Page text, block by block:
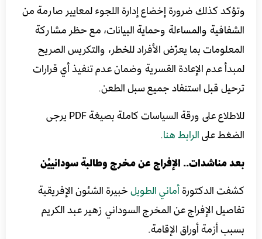
وتؤكد كذلك ضرورة إخضاع إدارة اللجوء لمعايير صارمة من
الشفافية والمساءلة وحماية البيانات، مع حظر مشاركة
المعلومات بما يعرّض الأفراد للخطر، والتكريس الصريح
لمبدأ عدم الإعادة القسرية وضمان عدم تنفيذ أي قرارات
ترحيل قبل استنفاد جميع سبل الطعن.
للاطلاع على ورقة السياسات كاملة بصيغة PDF يرجى
الضغط علىالرابط هنا.
بعد مناشدات.. الإفراج عن مخرج وطالبة سودانييْن
كشفت الدكتورةأماني الطويلخبيرة الشئون الإفريقية
تفاصيل الإفراج عن المخرج السوداني زهير عبد الكريم
بسبب أزمة أوراق الإقامة.